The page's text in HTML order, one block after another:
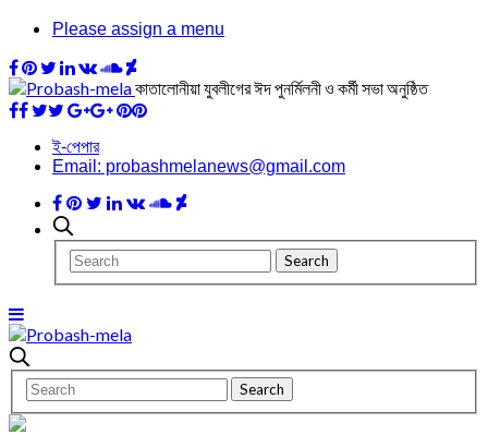
Please assign a menu
কাতালোনীয়া যুবলীগের ঈদ পুনর্মিলনী ও কর্মী সভা অনুষ্ঠিত
ই-পেপার
Email: probashmelanews@gmail.com